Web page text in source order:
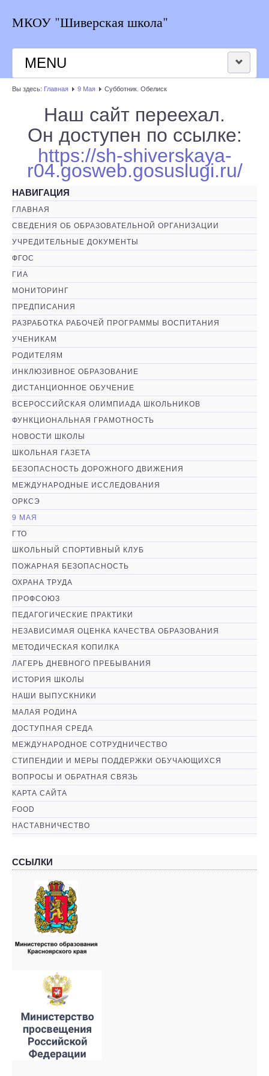
МКОУ "Шиверская школа"
MENU
НОВОСТИ ШКОЛЫ
РАСПИСАНИЕ
КОНТАКТЫ
ВЕРСИЯ ДЛЯ СЛАБОВИДЯЩИХ
Вы здесь: Главная 9 Мая Субботник. Обелиск
Наш сайт переехал.
Он доступен по ссылке:
https://sh-shiverskaya-
r04.gosweb.gosuslugi.ru/
НАВИГАЦИЯ
ГЛАВНАЯ
СВЕДЕНИЯ ОБ ОБРАЗОВАТЕЛЬНОЙ ОРГАНИЗАЦИИ
УЧРЕДИТЕЛЬНЫЕ ДОКУМЕНТЫ
ФГОС
ГИА
МОНИТОРИНГ
ПРЕДПИСАНИЯ
РАЗРАБОТКА РАБОЧЕЙ ПРОГРАММЫ ВОСПИТАНИЯ
УЧЕНИКАМ
РОДИТЕЛЯМ
ИНКЛЮЗИВНОЕ ОБРАЗОВАНИЕ
ДИСТАНЦИОННОЕ ОБУЧЕНИЕ
ВСЕРОССИЙСКАЯ ОЛИМПИАДА ШКОЛЬНИКОВ
ФУНКЦИОНАЛЬНАЯ ГРАМОТНОСТЬ
НОВОСТИ ШКОЛЫ
ШКОЛЬНАЯ ГАЗЕТА
БЕЗОПАСНОСТЬ ДОРОЖНОГО ДВИЖЕНИЯ
МЕЖДУНАРОДНЫЕ ИССЛЕДОВАНИЯ
ОРКСЭ
9 МАЯ
ГТО
ШКОЛЬНЫЙ СПОРТИВНЫЙ КЛУБ
ПОЖАРНАЯ БЕЗОПАСНОСТЬ
ОХРАНА ТРУДА
ПРОФСОЮЗ
ПЕДАГОГИЧЕСКИЕ ПРАКТИКИ
НЕЗАВИСИМАЯ ОЦЕНКА КАЧЕСТВА ОБРАЗОВАНИЯ
МЕТОДИЧЕСКАЯ КОПИЛКА
ЛАГЕРЬ ДНЕВНОГО ПРЕБЫВАНИЯ
ИСТОРИЯ ШКОЛЫ
НАШИ ВЫПУСКНИКИ
МАЛАЯ РОДИНА
ДОСТУПНАЯ СРЕДА
МЕЖДУНАРОДНОЕ СОТРУДНИЧЕСТВО
СТИПЕНДИИ И МЕРЫ ПОДДЕРЖКИ ОБУЧАЮЩИХСЯ
ВОПРОСЫ И ОБРАТНАЯ СВЯЗЬ
КАРТА САЙТА
FOOD
НАСТАВНИЧЕСТВО
ССЫЛКИ